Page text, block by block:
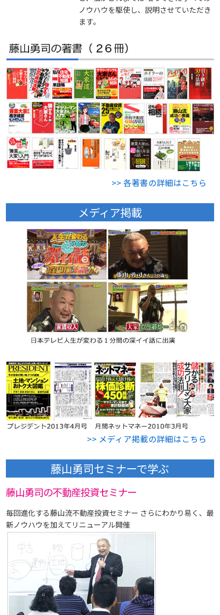
ノウハウを駆使し、説明させていただき
ます。
>> 各著書の詳細はこちら
メディア掲載
>> メディア掲載の詳細はこちら
藤山勇司セミナーで学ぶ
藤山勇司の不動産投資セミナー
毎回進化する藤山流不動産投資セミナー さらにわかり易く、最
新ノウハウを加えてリニューアル開催